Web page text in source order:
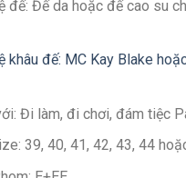
đế: Đế da hoặc đế cao su
khâu đế: MC Kay Blake
Đi làm, đi chơi, đám tiệc
39, 40, 41, 42, 43, 44